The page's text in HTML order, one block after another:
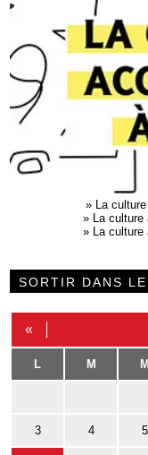
» La
» La culture
» La culture
SORTIR DANS
«
L M M
3 4 5